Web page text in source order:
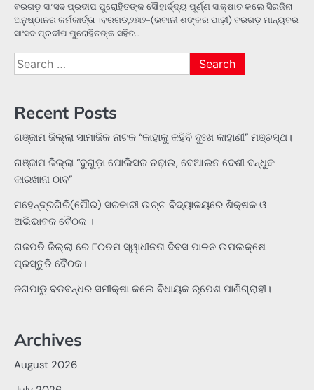
ବରଗଡ଼ ସାଂସଦ ପ୍ରଦୀପ ପୁରୋହିତଙ୍କ ସୌହାର୍ଦ୍ଦ୍ୟ ପୂର୍ଣ୍ଣ ସାକ୍ଷାତ କଲେ ସିରଜିନା
ଅନୁଷ୍ଠାନର କର୍ମକାର୍ତ୍ତା ।ବରଗଡ,୨୬୲୨-(ଭବାନୀ ଶଙ୍କର ପାଢ଼ୀ) ବରଗଡ଼ ମାନ୍ୟବର
ସାଂସଦ ପ୍ରଦୀପ ପୁରୋହିତଙ୍କ ସହିତ…
Search
for:
Recent Posts
ଗଞ୍ଜାମ ଜିଲ୍ଲା ସାମାଜିକ ନାଟକ “କାହାକୁ କହିବି ଦୁଃଖ କାହାଣୀ” ମଞ୍ଚସ୍ଥ।
ଗଞ୍ଜାମ ଜିଲ୍ଲା “ବୁଗୁଡ଼ା ପୋଲିସର ଚଢ଼ାଉ, ବେଆଇନ ଦେଶୀ ବନ୍ଧୁକ
କାରଖାନା ଠାବ”
ମହେନ୍ଦ୍ରଗିରି(ପୌର) ସରକାରୀ ଉଚ୍ଚ ବିଦ୍ୟାଳୟରେ ଶିକ୍ଷକ ଓ
ଅଭିଭାବକ ବୈଠକ ।
ଗଜପତି ଜିଲ୍ଲା ରେ ୮୦ତମ ସ୍ୱାଧୀନତା ଦିବସ ପାଳନ ଉପଲକ୍ଷେ
ପ୍ରସ୍ତୁତି ବୈଠକ।
ଜଗପାଡୁ ବଡବନ୍ଧର ସମୀକ୍ଷା କଲେ ବିଧାୟକ ରୂପେଶ ପାଣିଗ୍ରାହୀ।
Archives
August 2026